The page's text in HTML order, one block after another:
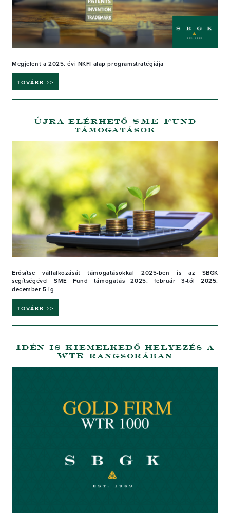
Megjelent a 2025. évi NKFI alap programstratégiája
TOVÁBB >>
Újra elérhető SME Fund
támogatások
Erősítse vállalkozását támogatásokkal 2025-ben is az SBGK
segítségévelSME Fund támogatás 2025. február 3-tól 2025.
december 5-ig
TOVÁBB >>
Idén is kiemelkedő helyezés a
WTR rangsorában